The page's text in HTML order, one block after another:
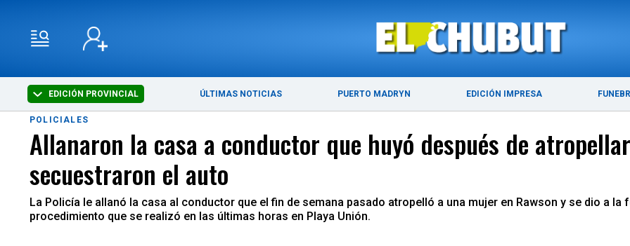
EDICIÓN PROVINCIAL ÚLTIMAS NOTICIAS PUERTO MADRYN EDICIÓN IMPRESA
ÚLTIMAS NOTICIAS PUERTO MADRYN
POLICIALES
Allanaron la casa a conductor que huyó después de
secuestraron el auto
La Policía le allanó la casa al conductor que el fin de semana pasado atropelló a una mujer en Rawson y se dio a la
procedimiento que se realizó en las últimas horas en Playa Unión.